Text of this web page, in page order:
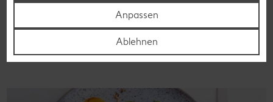
Genießer, für die Lunchbox oder das Abendessen.
Anpassen
Ablehnen